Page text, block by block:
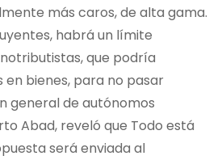
más caros, de alta gama.
habrá un límite
que podría
en bienes, para no pasar
general de autónomos
Abad, reveló que Todo está
será enviada al